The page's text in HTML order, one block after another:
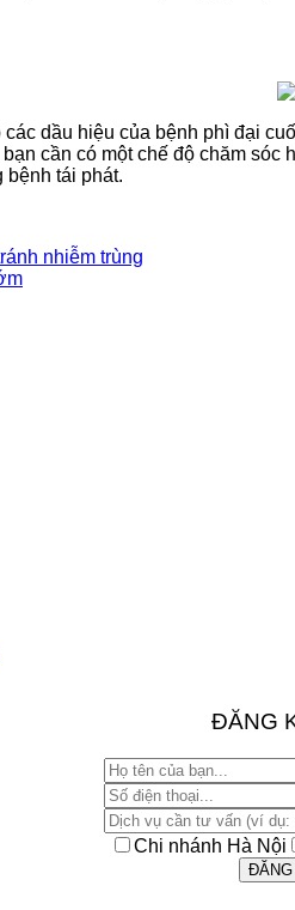
dầu hiệu của bệnh phì đại
cần có một chế độ chăm
bệnh tái phát.
nhiễm trùng
ĐĂNG
Chi nhánh Hà Nội